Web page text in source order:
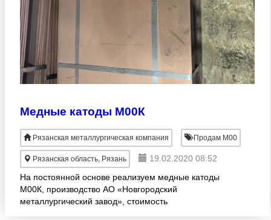
Медные катоды М00К
Рязанская металлургическая компания Продам М00
Рязанская область, Рязань
19.02.2020 08:52
На постоянной основе реализуем медные катоды
М00К, производство АО «Новгородский
металлургический завод», стоимость